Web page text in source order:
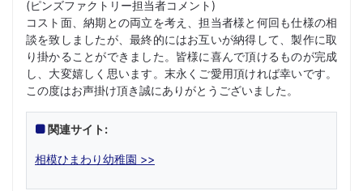
(ピンズファクトリー担当者コメント)
コスト面、納期との両立を考え、担当者様と何回も仕様の相
談を致しましたが、最終的にはお互いが納得して、製作に取
り掛かることができました。皆様に喜んで頂けるものが完成
し、大変嬉しく思います。末永くご愛用頂ければ幸いです。
この度はお声掛け頂き誠にありがとうございました。
関連サイト:
相模ひまわり幼稚園 >>